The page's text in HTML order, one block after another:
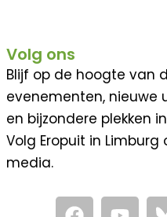
Volg ons
Blijf op de hoogte van
evenementen, nieuwe
en bijzondere plekken
Volg Eropuit in Limburg
media.
F Y